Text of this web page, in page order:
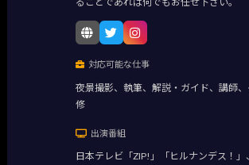
対応可能な仕事
夜景撮影、執筆、解説・ガイド、講師
修
出演番組
日本テレビ「ZIP!」「ヒルナンデス！